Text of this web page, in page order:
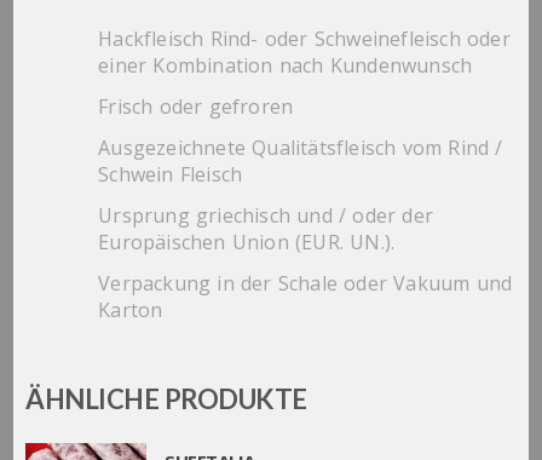
Hackfleisch Rind- oder Schweinefleisch oder
einer Kombination nach Kundenwunsch
Frisch oder gefroren
Ausgezeichnete Qualitätsfleisch vom Rind /
Schwein Fleisch
Ursprung griechisch und / oder der
Europäischen Union (EUR. UN.).
Verpackung in der Schale oder Vakuum und
Karton
ÄHNLICHE PRODUKTE